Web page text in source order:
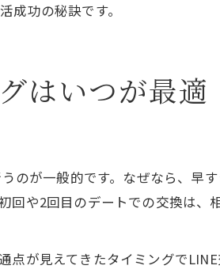
成功の秘訣です。
はいつが最適
のが一般的です。なぜなら、早
や2回目のデートでの交換は、
が見えてきたタイミングで